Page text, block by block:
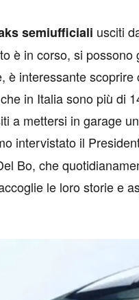
semiufficiali usciti
è in corso, si
è interessante
in Italia sono più di
a mettersi in garage
intervistato il
Bo, che
le loro storie e